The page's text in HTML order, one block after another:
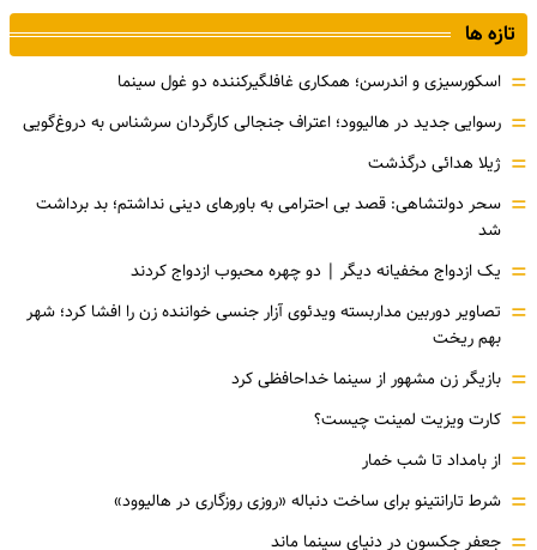
تازه ها
= اسکورسیزی و اندرسن؛ همکاری غافلگیرکننده دو غول سینما
= رسوایی جدید در هالیوود؛ اعتراف جنجالی کارگردان سرشناس به دروغ‌گویی
= ژیلا هدائی درگذشت
= سحر دولتشاهی: قصد بی احترامی به باورهای دینی نداشتم؛ بد برداشت
شد
= یک ازدواج مخفیانه دیگر | دو چهره محبوب ازدواج کردند
= تصاویر دوربین مداربسته ویدئوی آزار جنسی خواننده زن را افشا کرد؛ شهر
بهم ریخت
= بازیگر زن مشهور از سینما خداحافظی کرد
= کارت ویزیت لمینت چیست؟
= از بامداد تا شب خمار
= شرط تارانتینو برای ساخت دنباله «روزی روزگاری در هالیوود»
جعفر جکسون در دنیای سینما ماند